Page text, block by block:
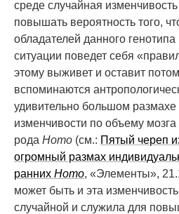
среде случайная
повышать вероятность того,
обладателей данного генотипа
ситуации поведет себя
этому выживет и оставит
вспоминаются
удивительно большом
изменчивости по объему мозга
рода Homo (см.: Пятый череп
огромный размах
ранних Homo, «Элементы»,
может быть и эта
случайной и служила для